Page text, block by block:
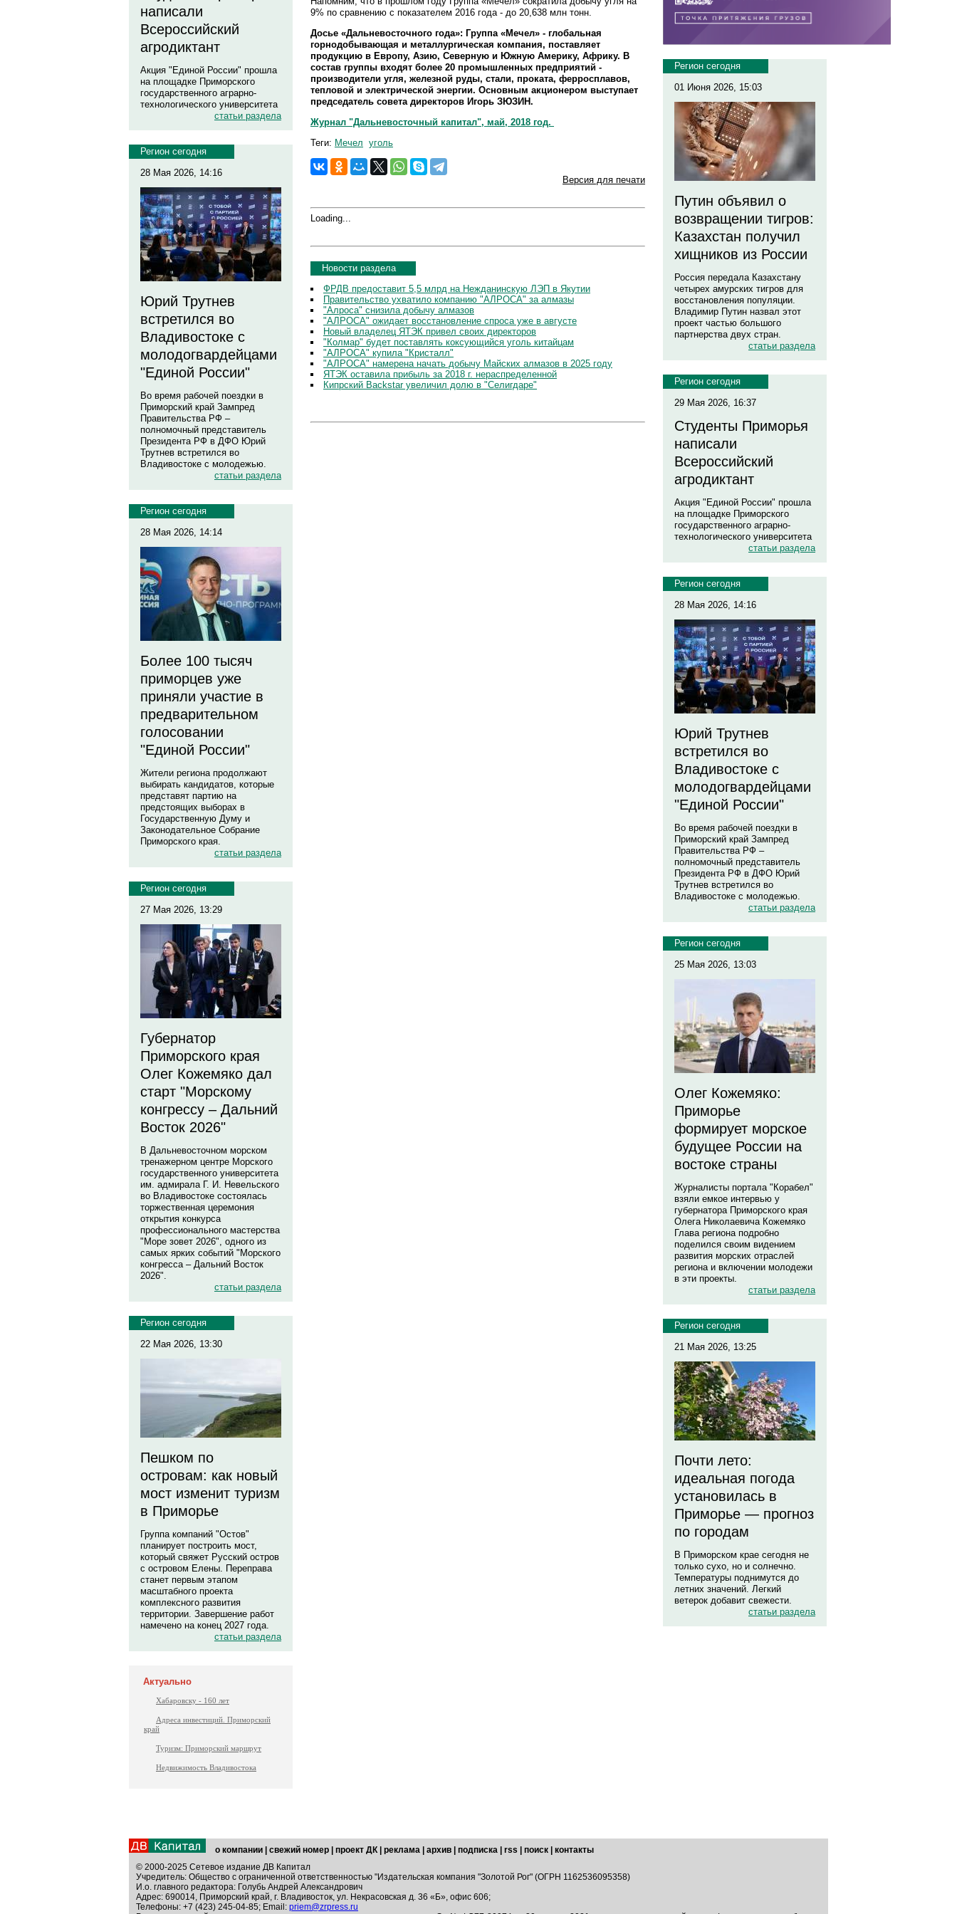
написали
Всероссийский
агродиктант
Акция "Единой России" прошла
на площадке Приморского
государственного аграрно-
технологического университета
статьи раздела
Регион сегодня
28 Мая 2026, 14:16
Юрий Трутнев
встретился во
Владивостоке с
молодогвардейцами
"Единой России"
Во время рабочей поездки в
Приморский край Зампред
Правительства РФ –
полномочный представитель
Президента РФ в ДФО Юрий
Трутнев встретился во
Владивостоке с молодежью.
статьи раздела
Регион сегодня
28 Мая 2026, 14:14
Более 100 тысяч
приморцев уже
приняли участие в
предварительном
голосовании
"Единой России"
Жители региона продолжают
выбирать кандидатов, которые
представят партию на
предстоящих выборах в
Государственную Думу и
Законодательное Собрание
Приморского края.
статьи раздела
Регион сегодня
27 Мая 2026, 13:29
Губернатор
Приморского края
Олег Кожемяко дал
старт "Морскому
конгрессу – Дальний
Восток 2026"
В Дальневосточном морском
тренажерном центре Морского
государственного университета
им. адмирала Г. И. Невельского
во Владивостоке состоялась
торжественная церемония
открытия конкурса
профессионального мастерства
"Море зовет 2026", одного из
самых ярких событий "Морского
конгресса – Дальний Восток
2026".
статьи раздела
Регион сегодня
22 Мая 2026, 13:30
Пешком по
островам: как новый
мост изменит туризм
в Приморье
Группа компаний "Остов"
планирует построить мост,
который свяжет Русский остров
с островом Елены. Переправа
станет первым этапом
масштабного проекта
комплексного развития
территории. Завершение работ
намечено на конец 2027 года.
статьи раздела
Актуально
Хабаровску - 160 лет
Адреса инвестиций. Приморский
край
Туризм: Приморский маршрут
Недвижимость Владивостока
9% по сравнению с показателем 2016 года - до 20,638 млн тонн.
Досье «Дальневосточного года»: Группа «Мечел» - глобальная
горнодобывающая и металлургическая компания, поставляет
продукцию в Европу, Азию, Северную и Южную Америку, Африку. В
состав группы входят более 20 промышленных предприятий -
производители угля, железной руды, стали, проката, ферросплавов,
тепловой и электрической энергии. Основным акционером выступает
председатель совета директоров Игорь ЗЮЗИН.
Журнал "Дальневосточный капитал", май, 2018 год.
Теги: Мечел уголь
Версия для печати
Loading...
Новости раздела
ФРДВ предоставит 5,5 млрд на Нежданинскую ЛЭП в Якутии
Правительство ухватило компанию "АЛРОСА" за алмазы
"Алроса" снизила добычу алмазов
"АЛРОСА" ожидает восстановление спроса уже в августе
Новый владелец ЯТЭК привел своих директоров
"Колмар" будет поставлять коксующийся уголь китайцам
"АЛРОСА" купила "Кристалл"
"АЛРОСА" намерена начать добычу Майских алмазов в 2025 году
ЯТЭК оставила прибыль за 2018 г. нераспределенной
Кипрский Backstar увеличил долю в "Селигдаре"
Регион сегодня
01 Июня 2026, 15:03
Путин объявил о
возвращении тигров:
Казахстан получил
хищников из России
Россия передала Казахстану
четырех амурских тигров для
восстановления популяции.
Владимир Путин назвал этот
проект частью большого
партнерства двух стран.
статьи раздела
Регион сегодня
29 Мая 2026, 16:37
Студенты Приморья
написали
Всероссийский
агродиктант
Акция "Единой России" прошла
на площадке Приморского
государственного аграрно-
технологического университета
статьи раздела
Регион сегодня
28 Мая 2026, 14:16
Юрий Трутнев
встретился во
Владивостоке с
молодогвардейцами
"Единой России"
Во время рабочей поездки в
Приморский край Зампред
Правительства РФ –
полномочный представитель
Президента РФ в ДФО Юрий
Трутнев встретился во
Владивостоке с молодежью.
статьи раздела
Регион сегодня
25 Мая 2026, 13:03
Олег Кожемяко:
Приморье
формирует морское
будущее России на
востоке страны
Журналисты портала "Корабел"
взяли емкое интервью у
губернатора Приморского края
Олега Николаевича Кожемяко
Глава региона подробно
поделился своим видением
развития морских отраслей
региона и включении молодежи
в эти проекты.
статьи раздела
Регион сегодня
21 Мая 2026, 13:25
Почти лето:
идеальная погода
установилась в
Приморье — прогноз
по городам
В Приморском крае сегодня не
только сухо, но и солнечно.
Температуры поднимутся до
летних значений. Легкий
ветерок добавит свежести.
статьи раздела
о компании свежий номер проект ДК реклама архив подписка rss поиск
контакты
© 2000-2025 Сетевое издание ДВ Капитал
Учредитель: Общество с ограниченной ответственностью "Издательская компания "Золотой Рог" (ОГРН 1162536095358)
И.о. главного редактора: Голубь Андрей Александрович
Адрес: 690014, Приморский край, г. Владивосток, ул. Некрасовская д. 36 «Б», офис 606;
Телефоны: +7 (423) 245-04-85; Email: priem@zrpress.ru